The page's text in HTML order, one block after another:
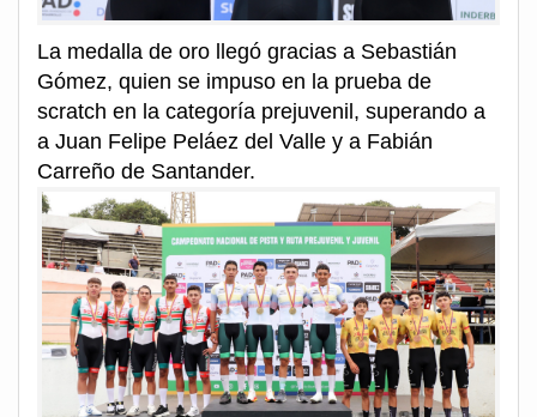
La medalla de oro llegó gracias a Sebastián
Gómez, quien se impuso en la prueba de
scratch en la categoría prejuvenil, superando a
a Juan Felipe Peláez del Valle y a Fabián
Carreño de Santander.